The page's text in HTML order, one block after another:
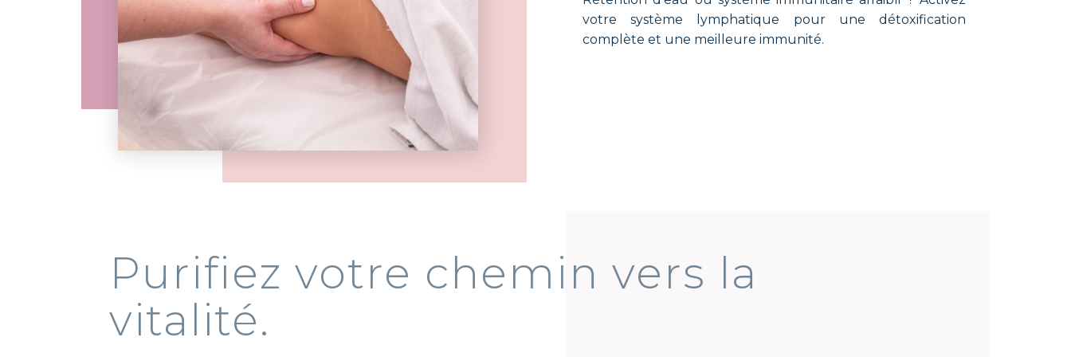
votre système lymphatique pour une détoxification
complète et une meilleure immunité.
Purifiez votre chemin vers la
vitalité.